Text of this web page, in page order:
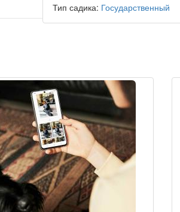
Тип садика: Государственный